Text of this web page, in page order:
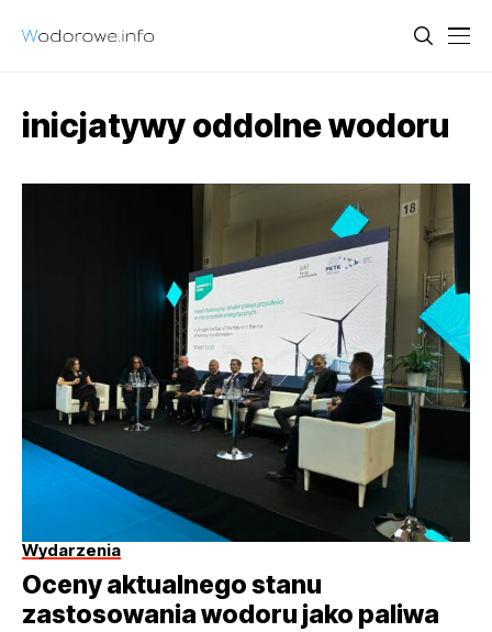
inicjatywy oddolne wodoru
Wydarzenia
Oceny aktualnego stanu
zastosowania wodoru jako paliwa